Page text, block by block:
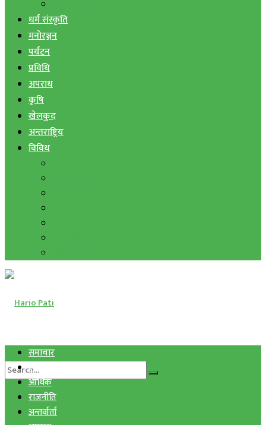
धर्म संस्कृति
मनोरञ्जन
पर्यटन
प्रविधि
अपराध
कृषि
खेलकुद
अन्तराष्ट्रिय
विविध
समाचार
स्वास्थ्य
आर्थिक
राजनीति
अन्तर्वार्ता